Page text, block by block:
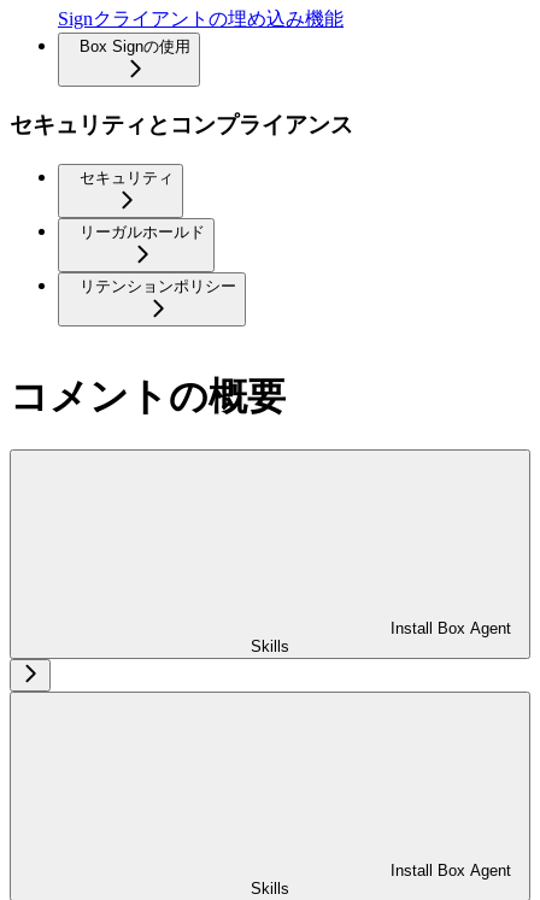
Signクライアントの埋め込み機能
Box Signの使用
セキュリティとコンプライアンス
セキュリティ
リーガルホールド
リテンションポリシー
コメントの概要
Install Box Agent
Skills
Install Box Agent
Skills